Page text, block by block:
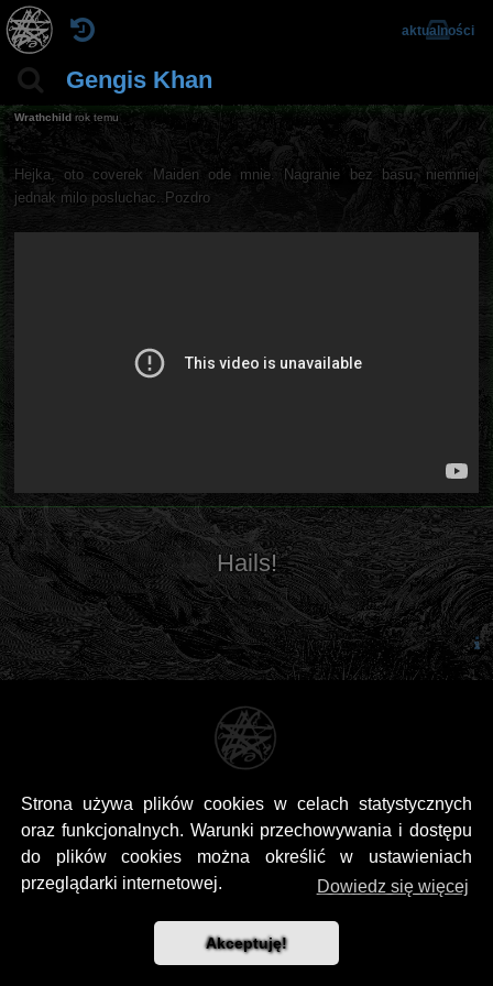
Strona używa plików cookies w celach statystycznych
oraz funkcjonalnych. Warunki przechowywania i dostępu
do plików cookies można określić w ustawieniach
przeglądarki internetowej.
Dowiedz się więcej
Akceptuję!
Gengis Khan
aktualności
Wrathchild rok temu
Hejka, oto coverek Maiden ode mnie. Nagranie bez basu, niemniej
jednak milo posluchac..Pozdro
Hails!